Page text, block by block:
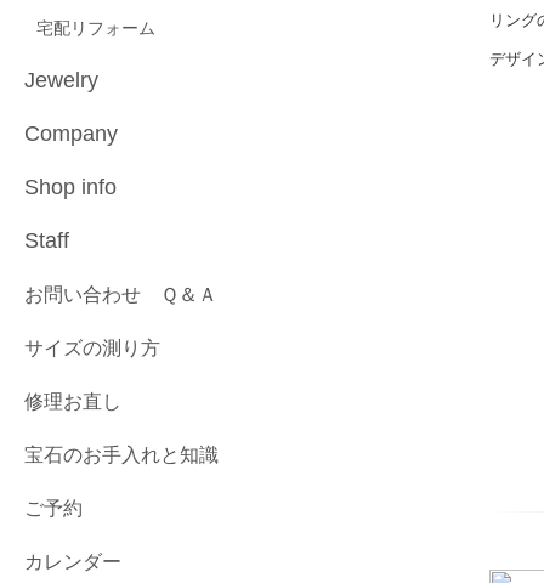
宅配リフォーム
Jewelry
Company
Shop info
Staff
お問い合わせ Ｑ＆Ａ
サイズの測り方
修理お直し
宝石のお手入れと知識
ご予約
カレンダー
リング
デザイ